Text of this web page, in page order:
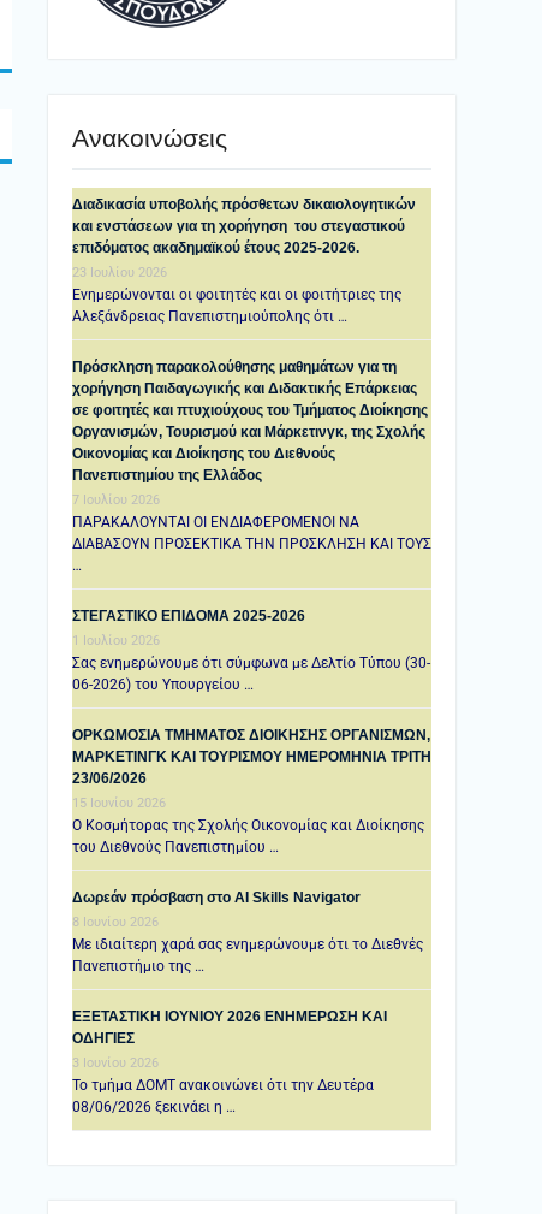
Ανακοινώσεις
Διαδικασία υποβολής πρόσθετων δικαιολογητικών
και ενστάσεων για τη χορήγηση του στεγαστικού
επιδόματος ακαδημαϊκού έτους 2025-2026.
23 Ιουλίου 2026
Ενημερώνονται οι φοιτητές και οι φοιτήτριες της
Αλεξάνδρειας Πανεπιστημιούπολης ότι …
Πρόσκληση παρακολούθησης μαθημάτων για τη
χορήγηση Παιδαγωγικής και Διδακτικής Επάρκειας
σε φοιτητές και πτυχιούχους του Τμήματος Διοίκησης
Οργανισμών, Τουρισμού και Μάρκετινγκ, της Σχολής
Οικονομίας και Διοίκησης του Διεθνούς
Πανεπιστημίου της Ελλάδος
7 Ιουλίου 2026
ΠΑΡΑΚΑΛΟΥΝΤΑΙ ΟΙ ΕΝΔΙΑΦΕΡΟΜΕΝΟΙ ΝΑ
ΔΙΑΒΑΣΟΥΝ ΠΡΟΣΕΚΤΙΚΑ ΤΗΝ ΠΡΟΣΚΛΗΣΗ ΚΑΙ ΤΟΥΣ
…
ΣΤΕΓΑΣΤΙΚΟ ΕΠΙΔΟΜΑ 2025-2026
1 Ιουλίου 2026
Σας ενημερώνουμε ότι σύμφωνα με Δελτίο Τύπου (30-
06-2026) του Υπουργείου …
ΟΡΚΩΜΟΣΙΑ ΤΜΗΜΑΤΟΣ ΔΙΟΙΚΗΣΗΣ ΟΡΓΑΝΙΣΜΩΝ,
ΜΑΡΚΕΤΙΝΓΚ ΚΑΙ ΤΟΥΡΙΣΜΟΥ ΗΜΕΡΟΜΗΝΙΑ TΡΙΤΗ
23/06/2026
15 Ιουνίου 2026
Ο Κοσμήτορας της Σχολής Οικονομίας και Διοίκησης
του Διεθνούς Πανεπιστημίου …
Δωρεάν πρόσβαση στο AI Skills Navigator
8 Ιουνίου 2026
Με ιδιαίτερη χαρά σας ενημερώνουμε ότι το Διεθνές
Πανεπιστήμιο της …
ΕΞΕΤΑΣΤΙΚΗ IOYNIOY 2026 ΕΝΗΜΕΡΩΣΗ ΚΑΙ
ΟΔΗΓΙΕΣ
3 Ιουνίου 2026
Το τμήμα ΔΟΜΤ ανακοινώνει ότι την Δευτέρα
08/06/2026 ξεκινάει η …